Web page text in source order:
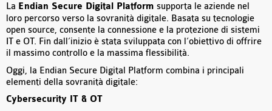
La Endian Secure Digital Platform supporta le aziende nel
loro percorso verso la sovranità digitale. Basata su tecnologie
open source, consente la connessione e la protezione di sistemi
IT e OT. Fin dall’inizio è stata sviluppata con l’obiettivo di offrire
il massimo controllo e la massima flessibilità.
Oggi, la Endian Secure Digital Platform combina i principali
elementi della sovranità digitale:
Cybersecurity IT & OT